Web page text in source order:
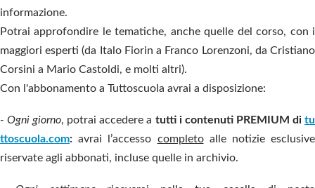
informazione.
Potrai approfondire le tematiche, anche quelle del corso, con i
maggiori esperti (da Italo Fiorin a Franco Lorenzoni, da Cristiano
Corsini a Mario Castoldi, e molti altri).
Con l'abbonamento a Tuttoscuola avrai a disposizione:
- Ogni giorno, potrai accedere a tutti i contenuti PREMIUM ditu
ttoscuola.com: avrai l’accesso completoalle notizie esclusive
riservate agli abbonati, incluse quelle in archivio.